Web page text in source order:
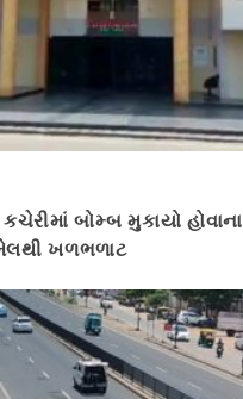
બોમ્બ મુકાયો હોવાના
ધમકીભર્યા ઈ-મેલથી ખળભળાટ